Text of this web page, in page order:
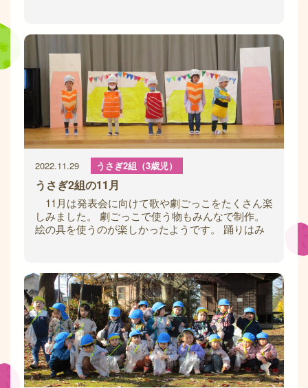
2022.11.29 うさぎ2組（3歳児）
うさぎ2組の11月
11月は発表会に向けて歌や劇ごっこをたくさん楽
しみました。 劇ごっこで使う物もみんなで制作。
絵の具を使うのが楽しかったようです。 踊りはみ